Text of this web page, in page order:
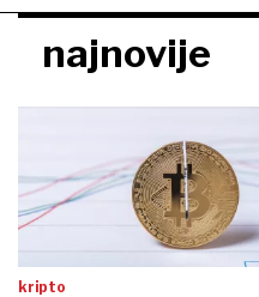
najnovije
kripto